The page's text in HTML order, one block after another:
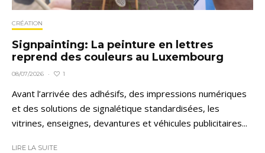
CRÉATION
Signpainting: La peinture en lettres
reprend des couleurs au Luxembourg
08/07/2026 · 1
Avant l’arrivée des adhésifs, des impressions numériques
et des solutions de signalétique standardisées, les
vitrines, enseignes, devantures et véhicules publicitaires...
LIRE LA SUITE